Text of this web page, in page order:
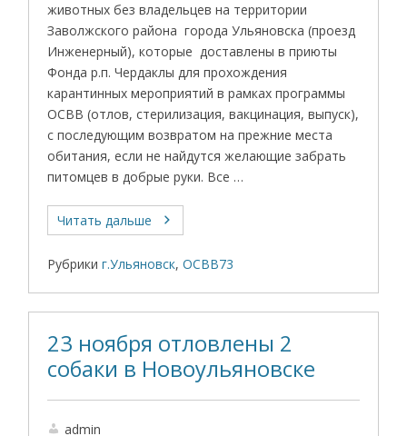
животных без владельцев на территории
Заволжского района города Ульяновска (проезд
Инженерный), которые доставлены в приюты
Фонда р.п. Чердаклы для прохождения
карантинных мероприятий в рамках программы
ОСВВ (отлов, стерилизация, вакцинация, выпуск),
с последующим возвратом на прежние места
обитания, если не найдутся желающие забрать
питомцев в добрые руки. Все …
Читать дальше
Рубрики г.Ульяновск,ОСВВ73
23 ноября отловлены 2
собаки в Новоульяновске
admin